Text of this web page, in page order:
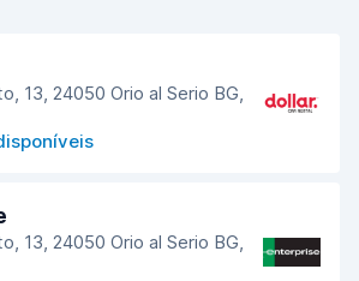
13, 24050 Orio al Serio BG,
13, 24050 Orio al Serio BG,